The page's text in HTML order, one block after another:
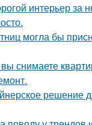
интерьер за
могла бы
снимаете
решение